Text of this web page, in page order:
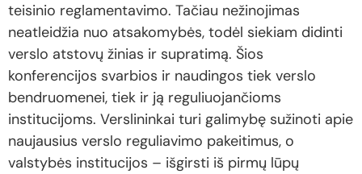
teisinio reglamentavimo. Tačiau nežinojimas
neatleidžia nuo atsakomybės, todėl siekiam didinti
verslo atstovų žinias ir supratimą. Šios
konferencijos svarbios ir naudingos tiek verslo
bendruomenei, tiek ir ją reguliuojančioms
institucijoms. Verslininkai turi galimybę sužinoti apie
naujausius verslo reguliavimo pakeitimus, o
valstybės institucijos – išgirsti iš pirmų lūpų